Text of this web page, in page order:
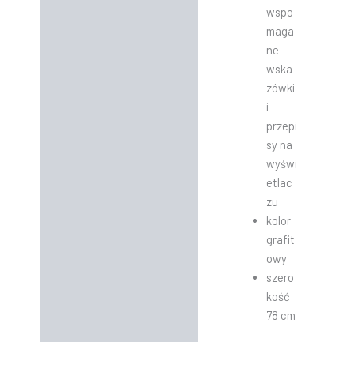
wspo
maga
ne –
wska
zówki
i
przepi
sy na
wyświ
etlac
zu
kolor
grafit
owy
szero
kość
78 cm